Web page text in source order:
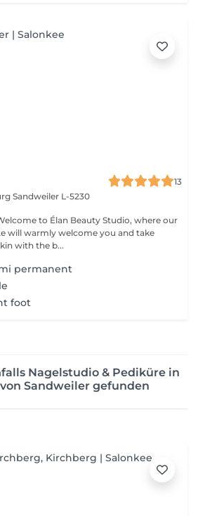
13
Sandweiler L-5230
will warmly welcome you and take
with the b...
permanent
foot
Nagelstudio & Pediküre in
Sandweiler gefunden